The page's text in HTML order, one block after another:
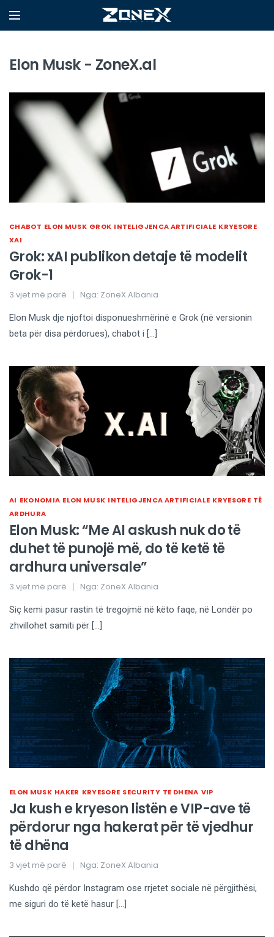
Elon Musk - ZoneX.al
CHABOT ELON MUSK GROK INTELIGJENCA ARTIFICIALE KRYESORE
XAI
Grok: xAI publikon detaje të modelit
Grok-1
3 vjet më parë Nga: ZoneX Albania
Elon Musk dje njoftoi disponueshmërinë e Grok (në versionin
beta për disa përdorues), chabot i […]
AI EKONOMIA ELON MUSK INTELIGJENCA ARTIFICIALE KRYESORE TË
ARDHURA
Elon Musk: “Me AI askush nuk do të
duhet të punojë më, do të ketë të
ardhura universale”
3 vjet më parë Nga: ZoneX Albania
Siç kemi pasur rastin të tregojmë në këto faqe, në Londër po
zhvillohet samiti për […]
ELON MUSK HAKER KRYESORE SECURITY TE DHENA VIP
Ja kush e kryeson listën e VIP-ave të
përdorur nga hakerat për të vjedhur
të dhëna
3 vjet më parë Nga: ZoneX Albania
Kushdo që përdor Instagram ose rrjetet sociale në përgjithësi,
me siguri do të ketë hasur […]